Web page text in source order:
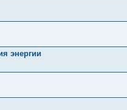
энергии